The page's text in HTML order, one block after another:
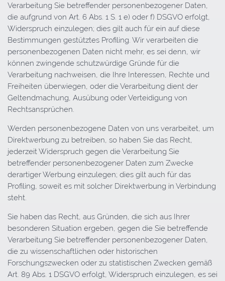
Verarbeitung Sie betreffender personenbezogener Daten,
die aufgrund von Art. 6 Abs. 1 S. 1 e) oder f) DSGVO erfolgt,
Widerspruch einzulegen; dies gilt auch für ein auf diese
Bestimmungen gestütztes Profiling. Wir verarbeiten die
personenbezogenen Daten nicht mehr, es sei denn, wir
können zwingende schutzwürdige Gründe für die
Verarbeitung nachweisen, die Ihre Interessen, Rechte und
Freiheiten überwiegen, oder die Verarbeitung dient der
Geltendmachung, Ausübung oder Verteidigung von
Rechtsansprüchen.
Werden personenbezogene Daten von uns verarbeitet, um
Direktwerbung zu betreiben, so haben Sie das Recht,
jederzeit Widerspruch gegen die Verarbeitung Sie
betreffender personenbezogener Daten zum Zwecke
derartiger Werbung einzulegen; dies gilt auch für das
Profiling, soweit es mit solcher Direktwerbung in Verbindung
steht.
Sie haben das Recht, aus Gründen, die sich aus Ihrer
besonderen Situation ergeben, gegen die Sie betreffende
Verarbeitung Sie betreffender personenbezogener Daten,
die zu wissenschaftlichen oder historischen
Forschungszwecken oder zu statistischen Zwecken gemäß
Art. 89 Abs. 1 DSGVO erfolgt, Widerspruch einzulegen, es sei